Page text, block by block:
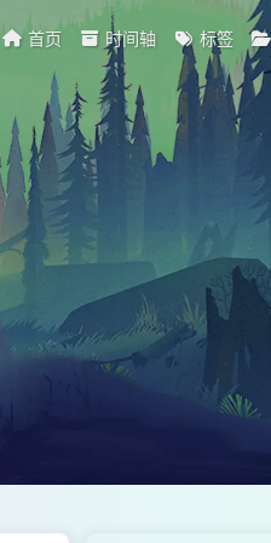
首页 时间轴 标签